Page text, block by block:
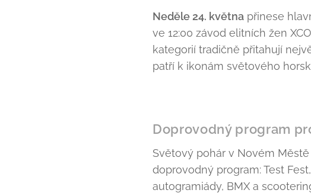
Neděle 24. května přinese
ve 12:00 závod elitních žen
kategorií tradičně přitahují
patří k ikonám světového
Doprovodný program
Světový pohár v Novém
doprovodný program: Test
autogramiády, BMX a